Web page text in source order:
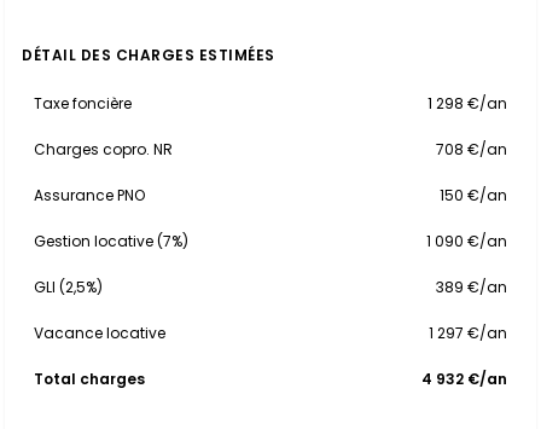
DÉTAIL DES CHARGES ESTIMÉES
Taxe foncière 1 298 €/an
Charges copro. NR 708 €/an
Assurance PNO 150 €/an
Gestion locative (7%) 1 090 €/an
GLI (2,5%) 389 €/an
Vacance locative 1 297 €/an
Total charges 4 932 €/an